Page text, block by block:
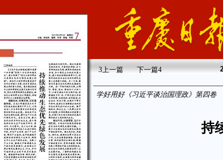
3上一篇 下一篇4
学好用好《习近平谈治国理政》第四卷
持